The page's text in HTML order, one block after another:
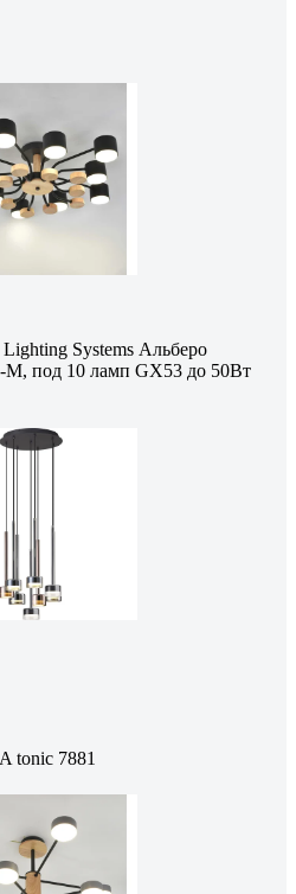
Systems Альберо
под 10 ламп GX53 до 50Вт
tonic 7881